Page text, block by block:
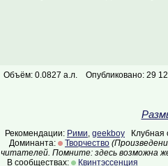
Объём: 0.0827 а.л. Опубликовано: 29
Рекомендации: Рими, geekboy Клубная
Доминанта:
Творчество
читателей. Помните: здесь возможна
В сообществах:
Квинтэссенция